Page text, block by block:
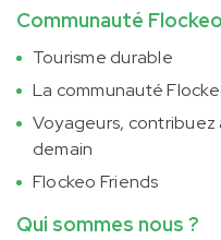
Communauté Flockeo
Tourisme durable
La communauté
Voyageurs, contribuez
demain
Flockeo Friends
Qui sommes nous ?